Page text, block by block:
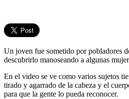
Un joven fue sometido por pobladores
descubrirlo manoseando a algunas
En el video se ve como varios sujetos
tirado y agarrado de la cabeza y el
para que la gente lo pueda reconocer.